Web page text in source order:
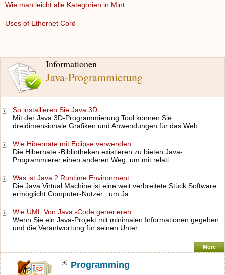
Informationen
Java-Programmierung
So installieren Sie Java 3D
Mit der Java 3D-Programmierung Tool können Sie
dreidimensionale Grafiken und Anwendungen für das Web
Wie Hibernate mit Eclipse verwenden…
Die Hibernate -Bibliotheken existieren zu bieten Java-
Programmierer einen anderen Weg, um mit relati
Was ist Java 2 Runtime Environment …
Die Java Virtual Machine ist eine weit verbreitete Stück Software
ermöglicht Computer-Nutzer , um Ja
Wie UML Von Java -Code generieren
Wenn Sie ein Java-Projekt mit minimalen Informationen gegeben
und die Verantwortung für seinen Unter
More
Programming
Wie man leicht alle Kategorien in Mint
Uses of Ethernet Cord